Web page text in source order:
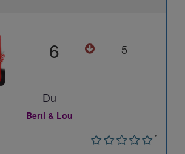
6 5
Du
Berti & Lou
*